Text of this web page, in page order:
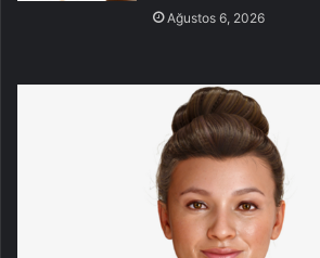
Ağustos 6, 2026